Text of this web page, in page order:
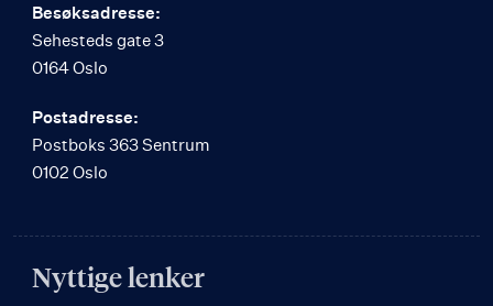
Besøksadresse:
Sehesteds gate 3
0164 Oslo
Postadresse:
Postboks 363 Sentrum
0102 Oslo
Nyttige lenker